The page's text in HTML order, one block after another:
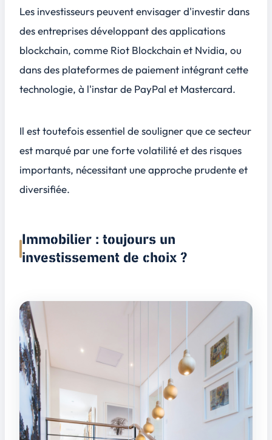
Les investisseurs peuvent envisager d'investir dans
des entreprises développant des applications
blockchain, comme Riot Blockchain et Nvidia, ou
dans des plateformes de paiement intégrant cette
technologie, à l'instar de PayPal et Mastercard.
Il est toutefois essentiel de souligner que ce secteur
est marqué par une forte volatilité et des risques
importants, nécessitant une approche prudente et
diversifiée.
Immobilier : toujours un
investissement de choix ?